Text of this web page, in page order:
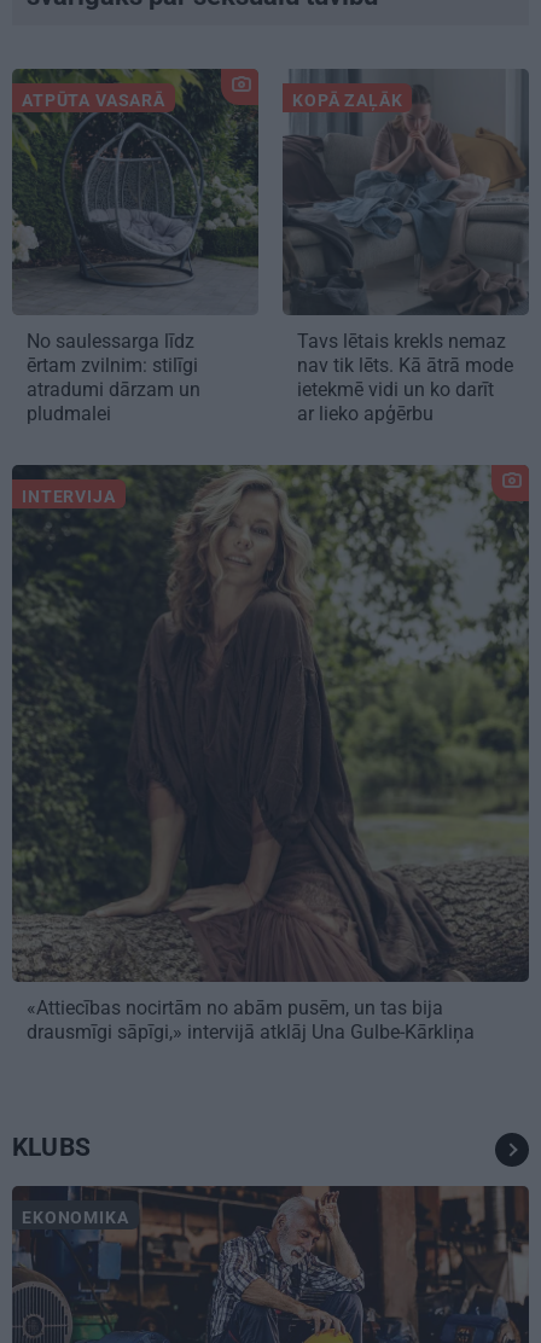
ATPŪTA VASARĀ
No saulessarga līdz
ērtam zvilnim: stilīgi
atradumi dārzam un
pludmalei
KOPĀ ZAĻĀK
Tavs lētais krekls nemaz
nav tik lēts. Kā ātrā mode
ietekmē vidi un ko darīt
ar lieko apģērbu
INTERVIJA
«Attiecības nocirtām no abām pusēm, un tas bija
drausmīgi sāpīgi,» intervijā atklāj Una Gulbe-Kārkliņa
KLUBS
EKONOMIKA